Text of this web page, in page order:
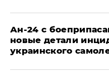
Ан-24 с
новые детали
украинского